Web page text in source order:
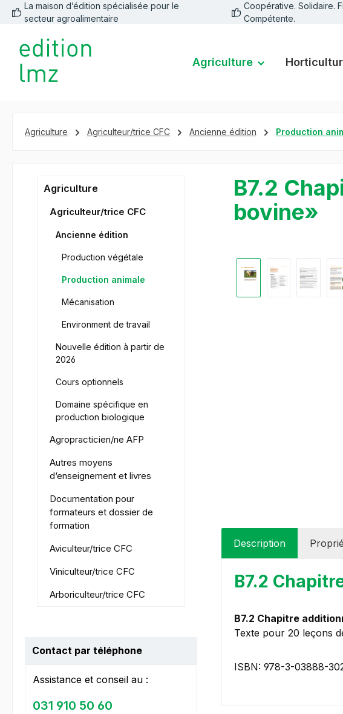
Passer à la navigation principale
La maison d’édition spécialisée pour le
secteur agroalimentaire
Coopérative. Solidaire.
Compétente.
Agriculture
Agriculture Agriculteur/trice CFC Ancienne édition Production
Agriculture
Agriculteur/trice CFC
Ancienne édition
Production végétale
Production animale
Mécanisation
Environment de travail
Nouvelle édition à partir de
2026
Cours optionnels
Domaine spécifique en
production biologique
Agropracticien/ne AFP
Autres moyens
d‘enseignement et livres
Documentation pour
formateurs et dossier de
formation
Aviculteur/trice CFC
Viniculteur/trice CFC
Arboriculteur/trice CFC
Contact par téléphone
Assistance et conseil au :
031 910 50 60
B7.2
bovine»
Ignorer la galerie d'images
Description
B7.2
B7.2 Chapitre
Texte pour 20 leçons
ISBN: 978-3-03888-